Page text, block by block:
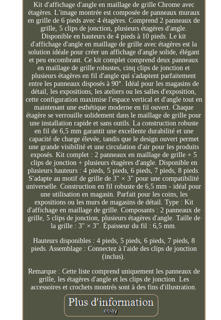
Kit d'affichage d'angle en maillage de grille Chrome avec
étagères. L'image montrée est composée de panneaux muraux
en grille de 6 pieds avec 4 étagères. Comprend 2 panneaux de
grille, 5 clips de jonction, plusieurs étagères d'angle.
Disponible en hauteurs de 4 pieds à 10 pieds. Le kit
d'affichage d'angle en maillage de grille avec étagères est la
solution idéale pour créer un affichage d'angle solide, élégant
et peu encombrant. Ce kit complet comprend deux panneaux
en maillage de grille robustes, cinq clips de jonction et
plusieurs étagères en fil d'angle qui s'adaptent parfaitement
entre les panneaux disposés à 90°. Idéal pour les magasins de
détail, les expositions, les ateliers ou les salles d'exposition,
cette configuration maximise l'espace vertical et d'angle tout en
maintenant une esthétique moderne en fil ouvert. Chaque
étagère se verrouille solidement dans le maillage de grille pour
une installation rapide et sans outils. La construction robuste
en fil de 6,5 mm garantit une excellente durabilité et une
capacité de charge élevée, tandis que le design ouvert permet
une grande visibilité et une circulation d'air pour les produits
exposés. Kit complet : 2 panneaux en maillage de grille + 5
clips de jonction + plusieurs étagères d'angle. Disponible en
plusieurs hauteurs : 4 pieds, 5 pieds, 6 pieds, 7 pieds, 8 pieds.
S'adapte au motif de grille de 3" × 3" pour une compatibilité
universelle. Construction en fil robuste de 6,5 mm - idéal pour
une utilisation en magasin. Parfait pour les coins, les
expositions ou les murs de magasins de détail. Type : Kit
d'affichage en maillage de grille. Composants : 2 panneaux de
grille, 5 clips de jonction, plusieurs étagères d'angle. Taille de
la grille : 3" × 3". Épaisseur du fil : 6,5 mm.
Hauteurs disponibles : 4 pieds, 5 pieds, 6 pieds, 7 pieds, 8
pieds. Assemblage : Connectez à l'aide des clips de jonction
(inclus).
Remarque : Cette liste comprend uniquement les panneaux de
grille, les étagères d'angle et les clips de jonction. Les
accessoires et crochets montrés sont à des fins d'illustration.